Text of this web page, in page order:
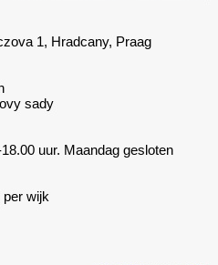
1, Hradcany, Praag
sady
uur. Maandag gesloten
per wijk